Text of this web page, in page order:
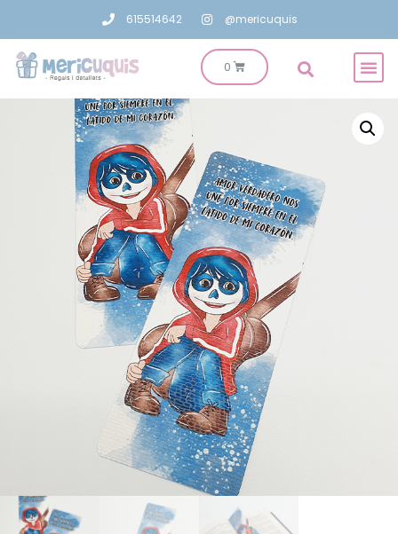
615514642 @mericuquis